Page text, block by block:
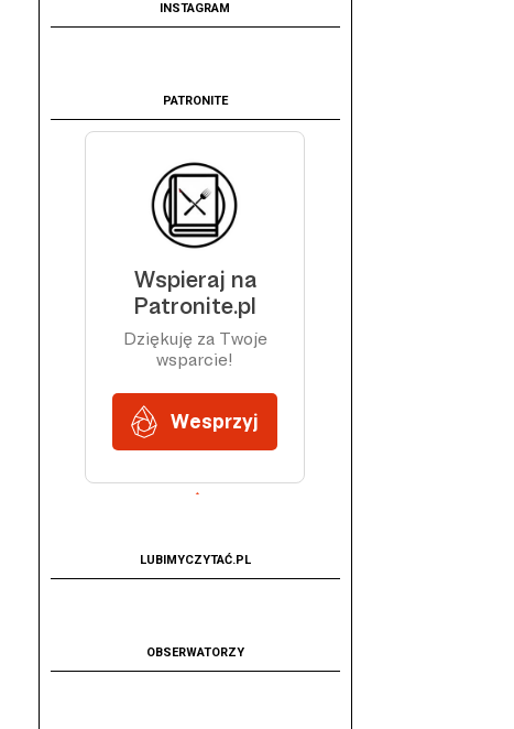
INSTAGRAM
PATRONITE
LUBIMYCZYTAĆ.PL
OBSERWATORZY